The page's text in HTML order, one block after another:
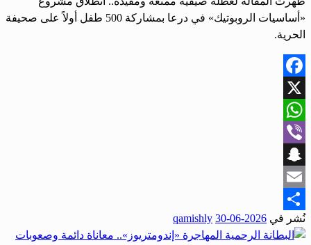
«أساسيات الروبوتيك» في درعا بمشاركة 500 طفل أولاً على صحيفة
الحرية.
Facebook
X
WhatsApp
Viber
Snapchat
Email
Share
نُشر في 2026-06-30
qamishly